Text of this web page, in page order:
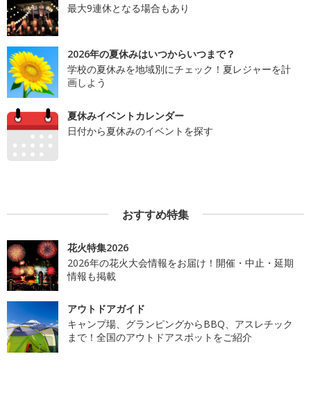
最大9連休となる場合もあり
2026年の夏休みはいつからいつまで？
学校の夏休みを地域別にチェック！夏レジャーを計
画しよう
夏休みイベントカレンダー
日付から夏休みのイベントを探す
おすすめ特集
花火特集2026
2026年の花火大会情報をお届け！開催・中止・延期
情報も掲載
アウトドアガイド
キャンプ場、グランピングからBBQ、アスレチック
まで！全国のアウトドアスポットをご紹介